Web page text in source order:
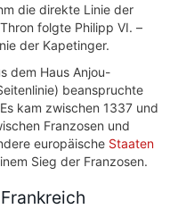
die direkte Linie der
folgte Philipp VI. –
der Kapetinger.
dem Haus Anjou-
beanspruchte
kam zwischen 1337 und
Franzosen und
europäische Staaten
Sieg der Franzosen.